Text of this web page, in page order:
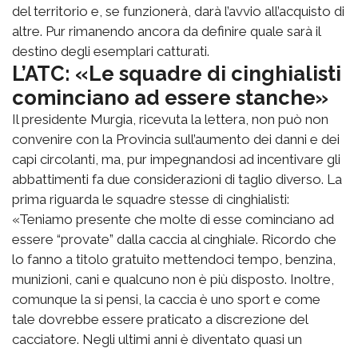
del territorio e, se funzionerà, darà l’avvio all’acquisto di
altre. Pur rimanendo ancora da definire quale sarà il
destino degli esemplari catturati.
L’ATC: «Le squadre di cinghialisti
cominciano ad essere stanche»
Il presidente Murgia, ricevuta la lettera, non può non
convenire con la Provincia sull’aumento dei danni e dei
capi circolanti, ma, pur impegnandosi ad incentivare gli
abbattimenti fa due considerazioni di taglio diverso. La
prima riguarda le squadre stesse di cinghialisti:
«Teniamo presente che molte di esse cominciano ad
essere “provate” dalla caccia al cinghiale. Ricordo che
lo fanno a titolo gratuito mettendoci tempo, benzina,
munizioni, cani e qualcuno non è più disposto. Inoltre,
comunque la si pensi, la caccia è uno sport e come
tale dovrebbe essere praticato a discrezione del
cacciatore. Negli ultimi anni è diventato quasi un